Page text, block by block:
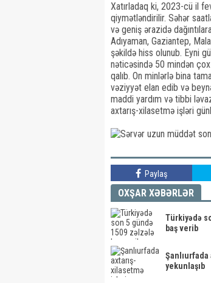
Xatırladaq ki, 2023-cü il
qiymətləndirilir. Səhər
və geniş ərazidə
Adıyaman, Gaziantep,
şəkildə hiss olunub. Eyni
nəticəsində 50 mindən çox
qalıb. On minlərlə bina
vəziyyət elan edib və
maddi yardım və tibbi
axtarış-xilasetmə işləri
Paylaş
OXŞAR XƏBƏRLƏR
Türkiyədə
baş verib
Şanlıurfada
yekunlaşıb